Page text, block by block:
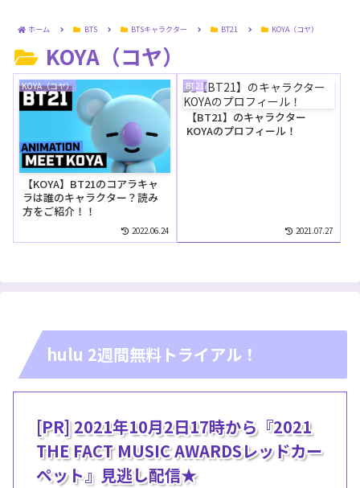
ホーム BTS BTSキャラクター BT21 KOYA（コヤ）
KOYA（コヤ）
KOYA（コヤ）
【KOYA】BT21のコアラキャ
ラは誰のキャラクター？読み
方をご紹介！！
2022.06.24
BT21
【BT21】のキャラクター
KOYAのプロフィール！
2021.07.27
hulu 2週間無料トライアル！
[PR] 2021年10月2日17時から『2021
THE FACT MUSIC AWARDSレッドカー
ペット』見逃し配信★